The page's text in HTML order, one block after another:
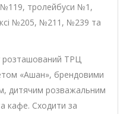
тролейбуси №1,
№205, №211, №239 та
розташований ТРЦ
«Ашан», брендовими
дитячим розважальним
кафе. Сходити за